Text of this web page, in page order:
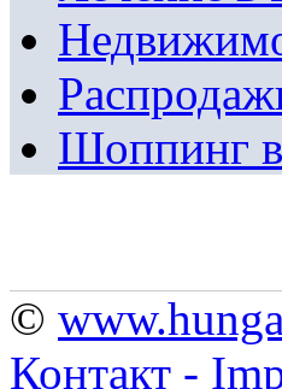
Шоппинг
©
Контакт -